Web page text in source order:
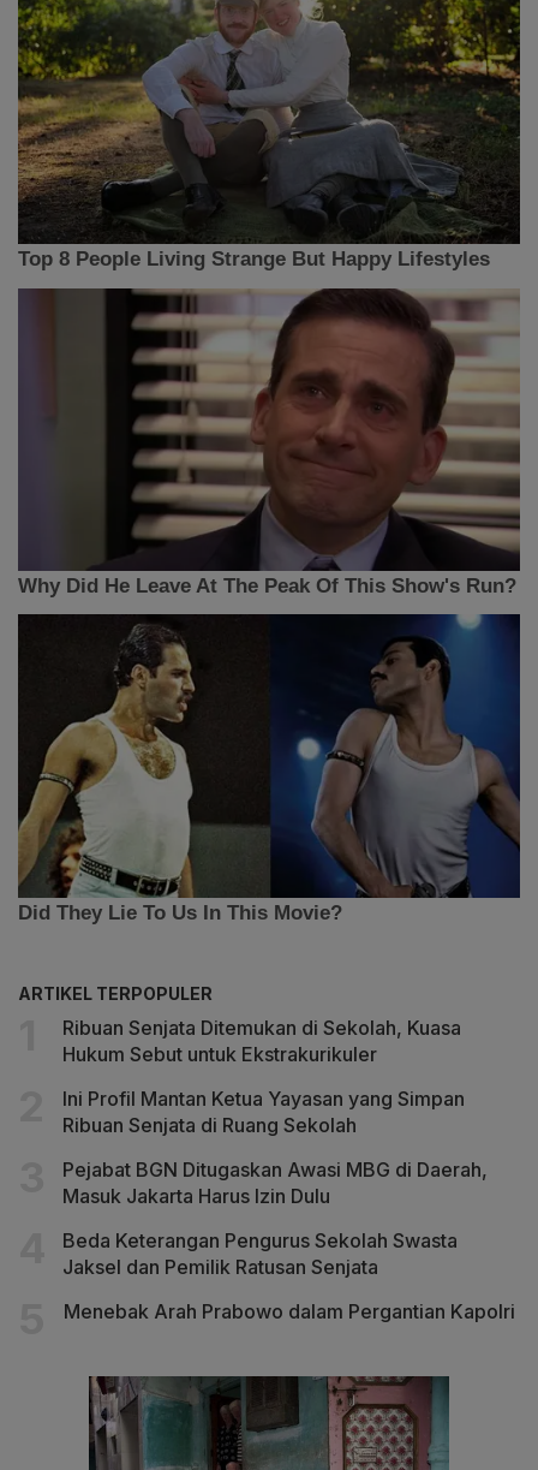
ARTIKEL TERPOPULER
Ribuan Senjata Ditemukan di Sekolah, Kuasa
Hukum Sebut untuk Ekstrakurikuler
Ini Profil Mantan Ketua Yayasan yang Simpan
Ribuan Senjata di Ruang Sekolah
Pejabat BGN Ditugaskan Awasi MBG di Daerah,
Masuk Jakarta Harus Izin Dulu
Beda Keterangan Pengurus Sekolah Swasta
Jaksel dan Pemilik Ratusan Senjata
Menebak Arah Prabowo dalam Pergantian Kapolri